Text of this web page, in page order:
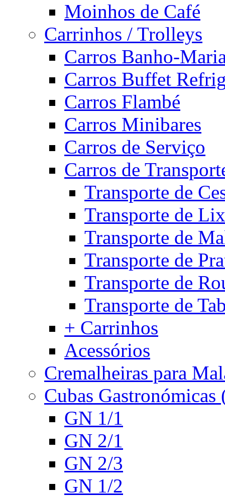
Moinhos de Café
Carrinhos / Trolleys
Carros Banho-
Carros Buffet
Carros Flambé
Carros Minibares
Carros de Serviço
Carros de
Transporte de
Transporte de
Transporte de
Transporte de
Transporte de
Transporte de
+ Carrinhos
Acessórios
Cremalheiras para
Cubas Gastronómicas
GN 1/1
GN 2/1
GN 2/3
GN 1/2